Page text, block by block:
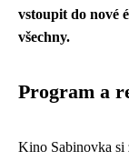
vstoupit do nové
všechny.
Program a
Kino Sabinovka si